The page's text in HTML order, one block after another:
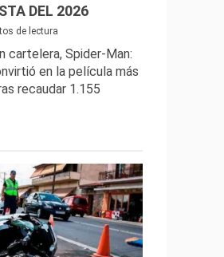
DEL 2026
de lectura
cartelera, Spider-Man:
en la película más
recaudar 1.155